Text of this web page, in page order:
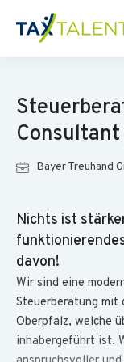
Bayer Treuhand
Nichts ist
davon!
Wir sind eine
Steuerberatung
Oberpfalz, welche
inhabergeführt ist.